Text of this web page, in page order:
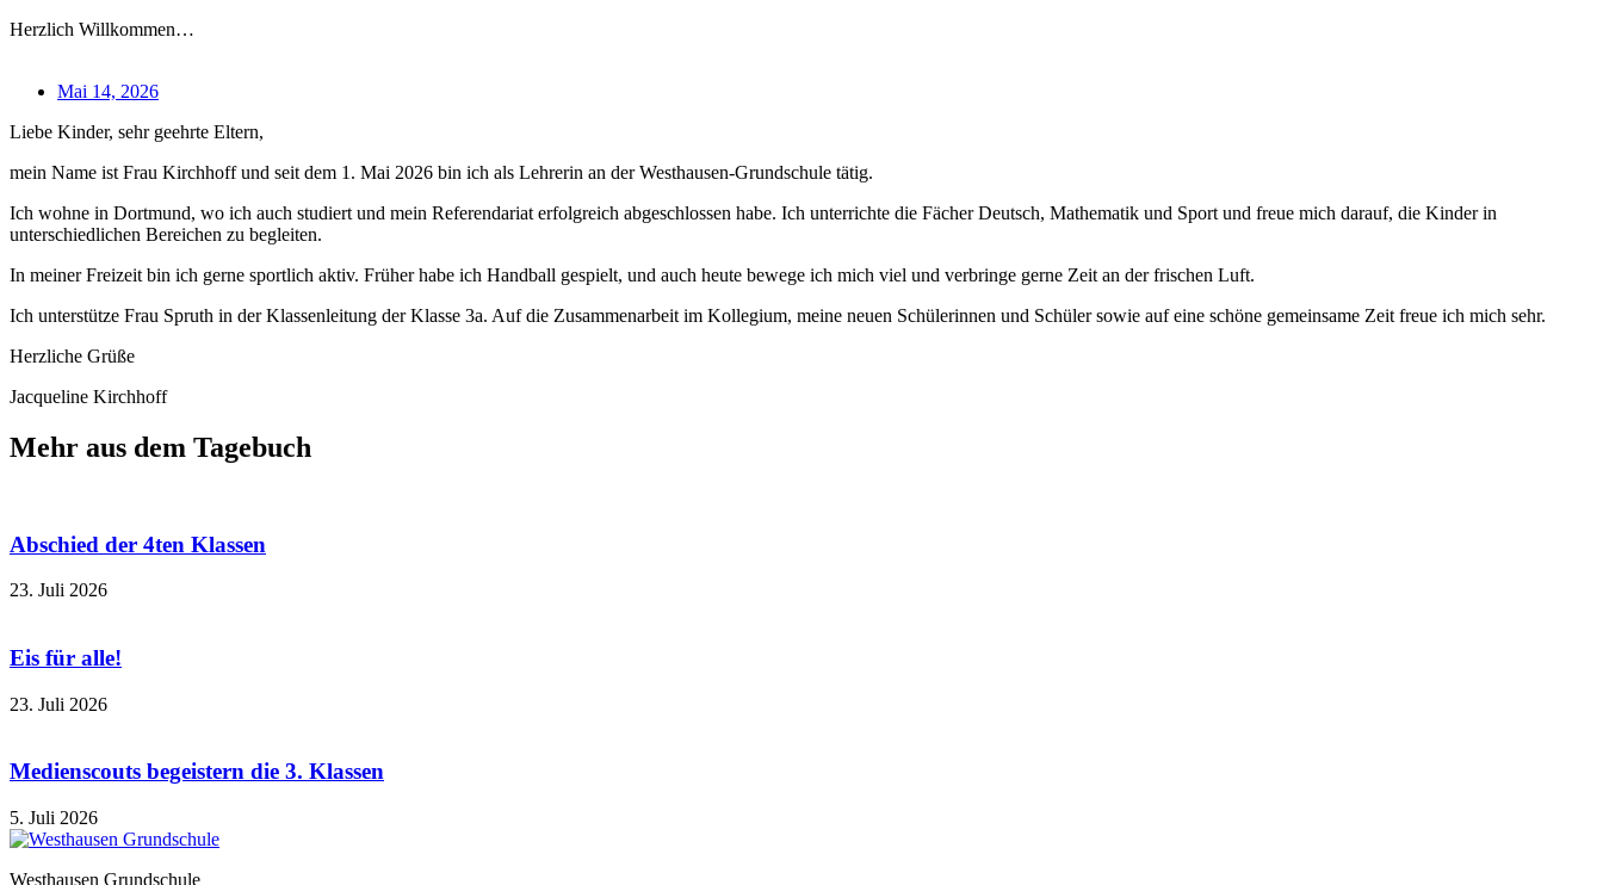
Herzlich Willkommen…
Mai 14, 2026
Liebe Kinder, sehr geehrte Eltern,
mein Name ist Frau Kirchhoff und seit dem 1. Mai 2026 bin ich als Lehrerin an der Westhausen-Grundschule tätig.
Ich wohne in Dortmund, wo ich auch studiert und mein Referendariat erfolgreich abgeschlossen habe. Ich unterrichte die Fächer Deutsch, Mathematik und Sport und freue mich darauf, die Kinder in
unterschiedlichen Bereichen zu begleiten.
In meiner Freizeit bin ich gerne sportlich aktiv. Früher habe ich Handball gespielt, und auch heute bewege ich mich viel und verbringe gerne Zeit an der frischen Luft.
Ich unterstütze Frau Spruth in der Klassenleitung der Klasse 3a. Auf die Zusammenarbeit im Kollegium, meine neuen Schülerinnen und Schüler sowie auf eine schöne gemeinsame Zeit freue ich mich sehr.
Herzliche Grüße
Jacqueline Kirchhoff
Mehr aus dem Tagebuch
Abschied der 4ten Klassen
23. Juli 2026
Eis für alle!
23. Juli 2026
Medienscouts begeistern die 3. Klassen
5. Juli 2026
Westhausen Grundschule